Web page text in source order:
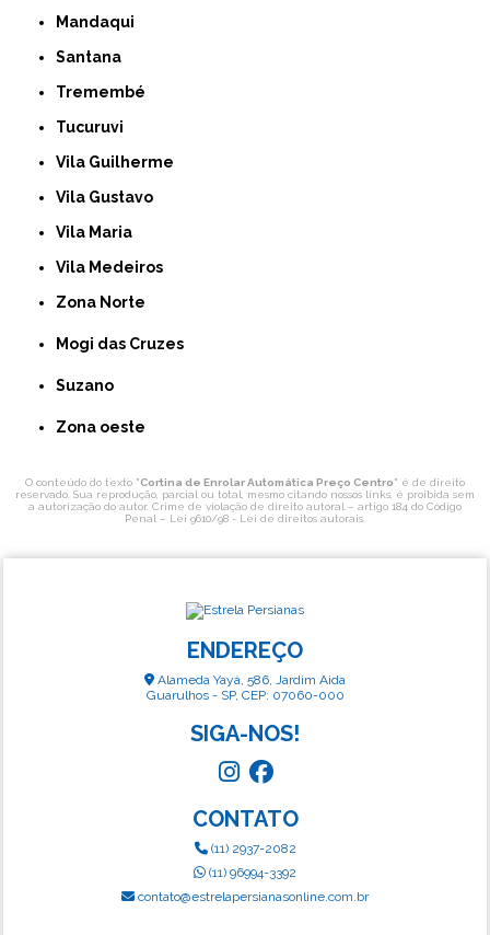
Mandaqui
Santana
Tremembé
Tucuruvi
Vila Guilherme
Vila Gustavo
Vila Maria
Vila Medeiros
Zona Norte
Mogi das Cruzes
Suzano
Zona oeste
O conteúdo do texto "Cortina de Enrolar Automática Preço Centro" é de direito
reservado. Sua reprodução, parcial ou total, mesmo citando nossos links, é proibida sem
a autorização do autor. Crime de violação de direito autoral – artigo 184 do Código
Penal – Lei 9610/98 - Lei de direitos autorais.
ENDEREÇO
Alameda Yayá, 586, Jardim Aida
Guarulhos - SP, CEP: 07060-000
SIGA-NOS!
CONTATO
(11) 2937-2082
(11) 96994-3392
contato@estrelapersianasonline.com.br